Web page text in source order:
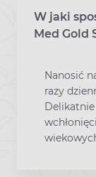
W jaki
Med Gold
Nanosić
razy